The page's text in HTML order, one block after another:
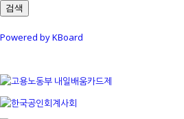
검색
Powered by KBoard